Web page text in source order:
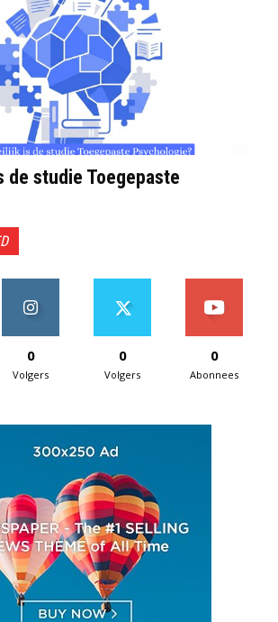
de studie Toegepaste
0
Volgers
0
Volgers
0
Abonnees